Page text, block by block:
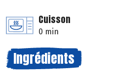
Cuisson
0 min
Ingrédients